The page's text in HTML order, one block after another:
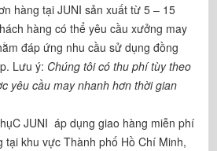
hàng tại JUNI sản xuất từ 5 – 15
hàng có thể yêu cầu xưởng may
đáp ứng nhu cầu sử dụng đồng
Lưu ý: Chúng tôi có thu phí tùy theo
yêu cầu may nhanh hơn thời gian
JUNI áp dụng giao hàng miễn phí
tại khu vực Thành phố Hồ Chí Minh,